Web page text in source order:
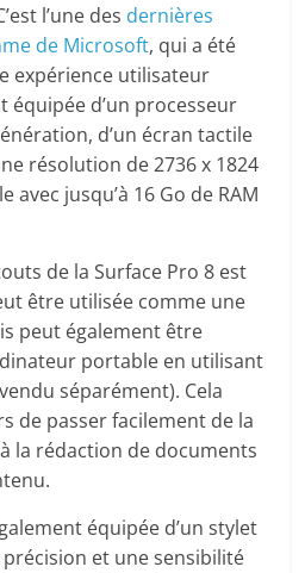
l’une des dernières
de Microsoft, qui a été
expérience utilisateur
équipée d’un processeur
d’un écran tactile
résolution de 2736 x 1824
avec jusqu’à 16 Go de RAM
de la Surface Pro 8 est
être utilisée comme une
peut également être
portable en utilisant
séparément). Cela
de passer facilement de la
la rédaction de documents
équipée d’un stylet
et une sensibilité